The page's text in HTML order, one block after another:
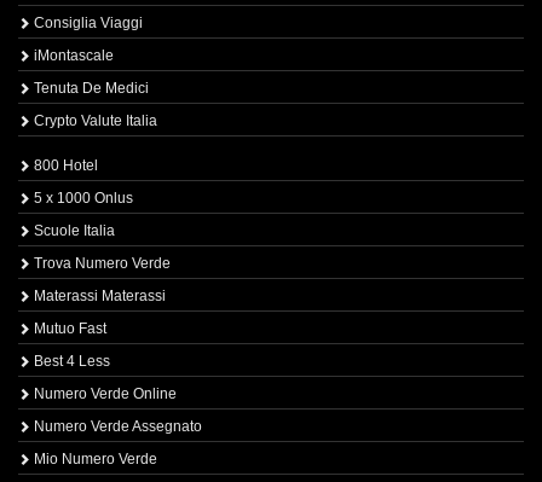
Consiglia Viaggi
iMontascale
Tenuta De Medici
Crypto Valute Italia
800 Hotel
5 x 1000 Onlus
Scuole Italia
Trova Numero Verde
Materassi Materassi
Mutuo Fast
Best 4 Less
Numero Verde Online
Numero Verde Assegnato
Mio Numero Verde